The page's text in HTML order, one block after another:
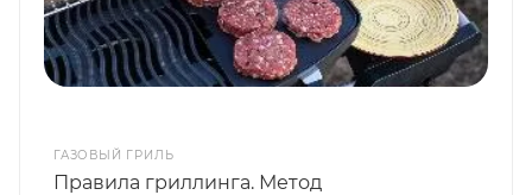
ГАЗОВЫЙ ГРИЛЬ
Правила гриллинга. Метод